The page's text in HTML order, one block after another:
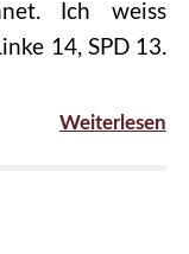
Ich weiss
14, SPD 13.
Weiterlesen